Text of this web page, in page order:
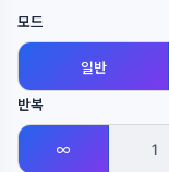
모드
일반
반복
∞ 1